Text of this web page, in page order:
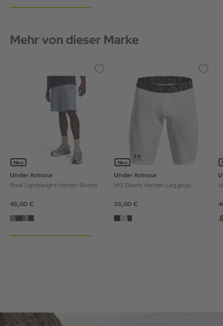
Mehr von dieser Marke
Neu
Under Armour
Rival Lightweight Herren Shorts
45,00 €
Neu
Under Armour
HG Shorts Herren Leggings
35,00 €